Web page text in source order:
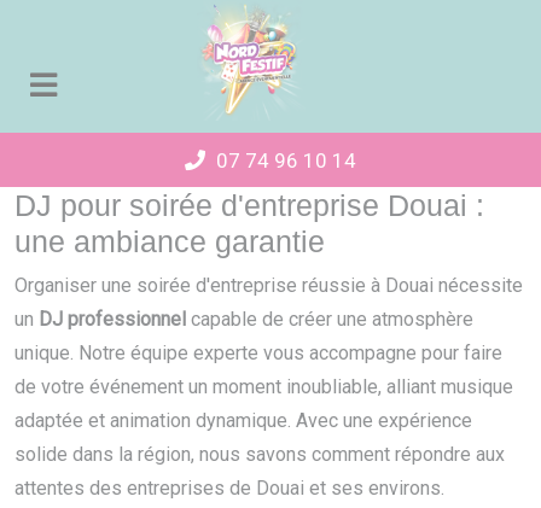
07 74 96 10 14
DJ pour soirée d'entreprise Douai :
une ambiance garantie
Organiser une soirée d'entreprise réussie à Douai nécessite
un DJ professionnel capable de créer une atmosphère
unique. Notre équipe experte vous accompagne pour faire
de votre événement un moment inoubliable, alliant musique
adaptée et animation dynamique. Avec une expérience
solide dans la région, nous savons comment répondre aux
attentes des entreprises de Douai et ses environs.
Panneau de gestion des cookies